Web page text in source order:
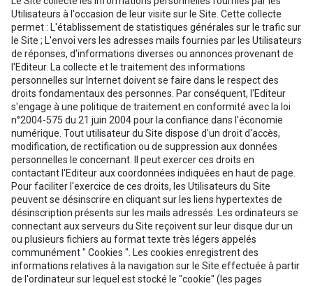
Utilisateurs à l'occasion de leur visite sur le Site. Cette collecte
permet : L'établissement de statistiques générales sur le trafic sur
le Site ; L'envoi vers les adresses mails fournies par les Utilisateurs
de réponses, d'informations diverses ou annonces provenant de
l'Editeur. La collecte et le traitement des informations
personnelles sur Internet doivent se faire dans le respect des
droits fondamentaux des personnes. Par conséquent, l'Editeur
s'engage à une politique de traitement en conformité avec la loi
n°2004-575 du 21 juin 2004 pour la confiance dans l'économie
numérique. Tout utilisateur du Site dispose d'un droit d'accès,
modification, de rectification ou de suppression aux données
personnelles le concernant. Il peut exercer ces droits en
contactant l'Editeur aux coordonnées indiquées en haut de page.
Pour faciliter l'exercice de ces droits, les Utilisateurs du Site
peuvent se désinscrire en cliquant sur les liens hypertextes de
désinscription présents sur les mails adressés. Les ordinateurs se
connectant aux serveurs du Site reçoivent sur leur disque dur un
ou plusieurs fichiers au format texte très légers appelés
communément " Cookies ". Les cookies enregistrent des
informations relatives à la navigation sur le Site effectuée à partir
de l'ordinateur sur lequel est stocké le "cookie" (les pages